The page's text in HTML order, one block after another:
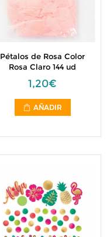
Pétalos de Rosa Color
Rosa Claro 144 ud
1,20€
AÑADIR